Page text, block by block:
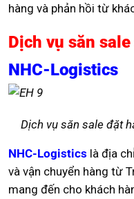
hàng và phản hồi từ
Dịch vụ săn
NHC-Logistics
Dịch vụ săn sale đặt
NHC-Logistics là địa
và vận chuyển hàng từ
mang đến cho khách